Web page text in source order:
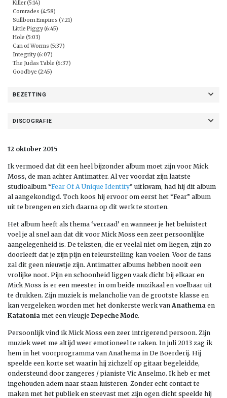
Killer (5:14)
Comrades (4:58)
Stillborn Empires (7:21)
Little Piggy (6:45)
Hole (5:03)
Can of Worms (5:37)
Integrity (6:07)
The Judas Table (6:37)
Goodbye (2:45)
BEZETTING
DISCOGRAFIE
12 oktober 2015
Ik vermoed dat dit een heel bijzonder album moet zijn voor Mick
Moss, de man achter Antimatter. Al ver voordat zijn laatste
studioalbum “Fear Of A Unique Identity” uitkwam, had hij dit album
al aangekondigd. Toch koos hij ervoor om eerst het “Fear” album
uit te brengen en zich daarna op dit werk te storten.
Het album heeft als thema ‘verraad’ en wanneer je het beluistert
voel je al snel aan dat dit voor Mick Moss een zeer persoonlijke
aangelegenheid is. De teksten, die er veelal niet om liegen, zijn zo
doorleeft dat je zijn pijn en teleurstelling kan voelen. Voor de fans
zal dit geen nieuwtje zijn. Antimatter albums hebben nooit een
vrolijke noot. Pijn en schoonheid liggen vaak dicht bij elkaar en
Mick Moss is er een meester in om beide muzikaal en voelbaar uit
te drukken. Zijn muziek is melancholie van de grootste klasse en
kan vergeleken worden met het donkerste werk van Anathema en
Katatonia met een vleugje Depeche Mode.
Persoonlijk vind ik Mick Moss een zeer intrigerend persoon. Zijn
muziek weet me altijd weer emotioneel te raken. In juli 2013 zag ik
hem in het voorprogramma van Anathema in De Boerderij. Hij
speelde een korte set waarin hij zichzelf op gitaar begeleidde,
ondersteund door zangeres / pianiste Vic Anselmo. Ik heb er met
ingehouden adem naar staan luisteren. Zonder echt contact te
maken met het publiek en steevast met zijn ogen dicht speelde hij